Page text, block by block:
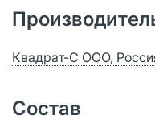
Квадрат-С ООО,
Состав